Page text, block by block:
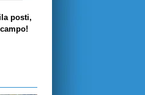
posti,